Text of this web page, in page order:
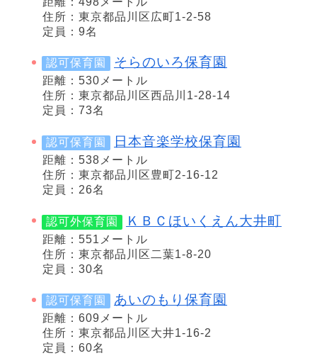
住所：東京都品川区広町1-2-58
定員：9名
認可保育園 そらのいろ保育園
距離：530メートル
住所：東京都品川区西品川1-28-14
定員：73名
認可保育園 日本音楽学校保育園
距離：538メートル
住所：東京都品川区豊町2-16-12
定員：26名
認可外保育園 ＫＢＣほいくえん大井町
距離：551メートル
住所：東京都品川区二葉1-8-20
定員：30名
認可保育園 あいのもり保育園
距離：609メートル
住所：東京都品川区大井1-16-2
定員：60名